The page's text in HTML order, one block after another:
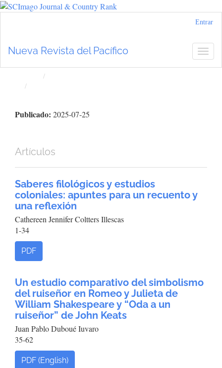
principal
Entrar
Nueva Revista del Pacífico
Publicado: 2025-07-25
Artículos
Saberes filológicos y estudios
coloniales: apuntes para un recuento y
una reflexión
Cathereen Jennifer Coltters Illescas
1-34
PDF
Un estudio comparativo del simbolismo
del ruiseñor en Romeo y Julieta de
William Shakespeare y “Oda a un
ruiseñor” de John Keats
Juan Pablo Duboué Iuvaro
35-62
PDF (English)